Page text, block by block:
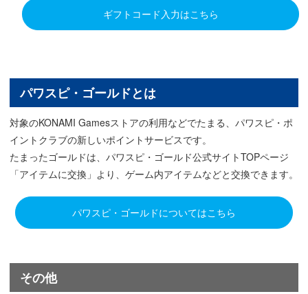
ギフトコード入力はこちら
パワスピ・ゴールドとは
対象のKONAMI Gamesストアの利用などでたまる、パワスピ・ポ
イントクラブの新しいポイントサービスです。
たまったゴールドは、パワスピ・ゴールド公式サイトTOPページ
「アイテムに交換」より、ゲーム内アイテムなどと交換できます。
パワスピ・ゴールドについてはこちら
その他